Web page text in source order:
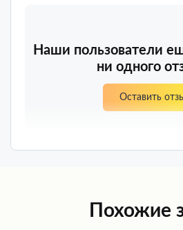
Наши пользователи
ни одного
Оставить
Похожие